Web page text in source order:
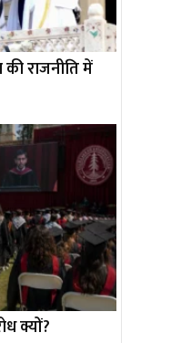
राजनीति में
क्यों?